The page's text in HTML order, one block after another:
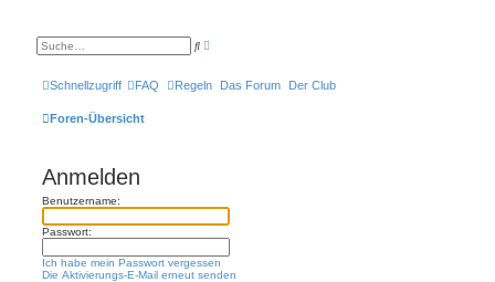
S
h
e i
e
Schnellzugriff FAQ Regeln Das Forum Der Club
Foren-Übersicht
Anmelden
Benutzername:
Passwort:
Ich habe mein Passwort vergessen
Die Aktivierungs-E-Mail erneut senden